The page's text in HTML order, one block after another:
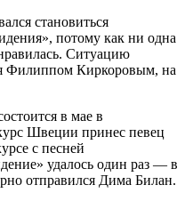
становиться
потому как ни одна
Ситуацию
Филиппом Киркоровым, на
в мае в
Швеции принес певец
с песней
удалось один раз — в
отправился Дима Билан.